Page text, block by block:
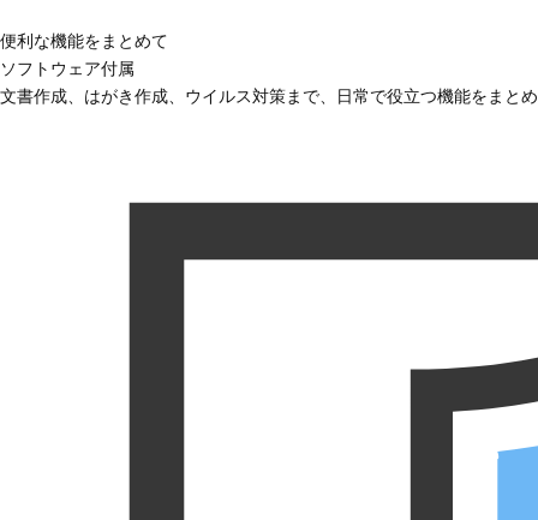
便利な機能をまとめて
ソフトウェア付属
文書作成、はがき作成、ウイルス対策まで、日常で役立つ機能をまと